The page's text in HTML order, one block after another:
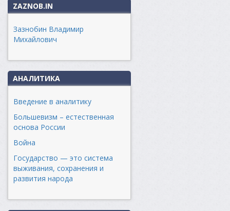
ZAZNOB.IN
Зазнобин Владимир
Михайлович
АНАЛИТИКА
Введение в аналитику
Большевизм – естественная
основа России
Война
Государство — это система
выживания, сохранения и
развития народа